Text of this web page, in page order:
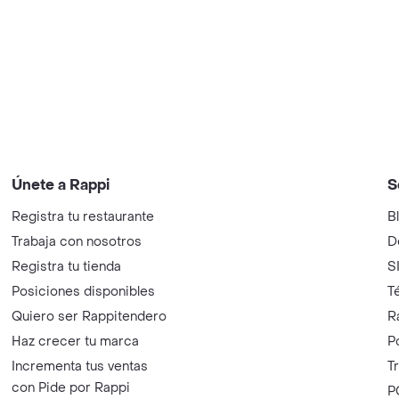
Únete a Rappi
Registra tu restaurante
Trabaja con nosotros
Registra tu tienda
Posiciones disponibles
Quiero ser Rappitendero
Haz crecer tu marca
Incrementa tus ventas
con Pide por Rappi